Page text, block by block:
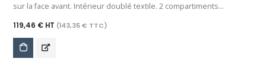
sur la face avant. Intérieur doublé textile. 2 compartiments
comprenant : poches zippées, poche plaquée, emplacement
119,46 € HT (143,35 € TTC)